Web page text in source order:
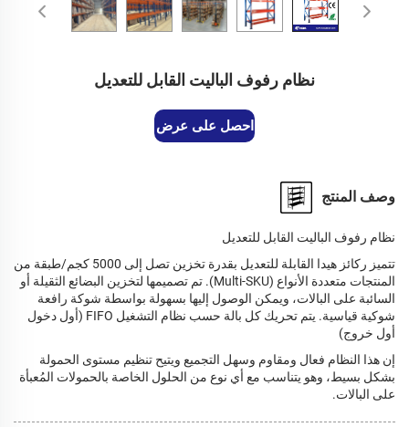
نظام رفوف الباليت القابل للتعديل
احصل على عرض أسعار
وصف المنتج
نظام رفوف الباليت القابل للتعديل
تتميز ركائز هيدا القابلة للتعديل بقدرة تخزين تصل إلى 5000 كجم/طبقة من
المنتجات متعددة الأنواع (Multi-SKU). تم تصميمها لتخزين البضائع الثقيلة أو
السائبة على البالات، ويمكن الوصول إليها بسهولة بواسطة شوكة رافعة
شوكية قياسية. يتم تحريك كل بالة حسب نظام التشغيل FIFO (أول دخول
أول خروج)
إن هذا النظام فعال ومقاوم وسهل التجميع ويتيح تنظيم مستوى الحمولة
بشكل بسيط، وهو يتناسب مع أي نوع من الحلول الخاصة بالحمولات المُعبأة
على البالات.